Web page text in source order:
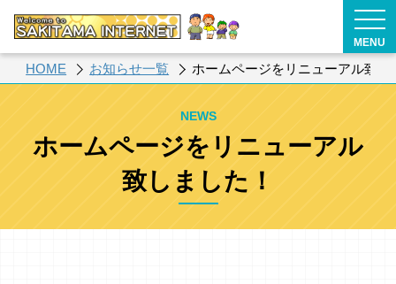
MENU
HOME お知らせ一覧 ホームページをリニューアル致し
NEWS
ホームページをリニューアル
致しました！